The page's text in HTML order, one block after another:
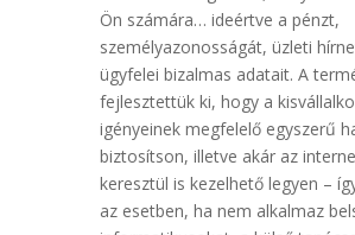
Ön számára… ideértve a pénzt,
személyazonosságát, üzleti
ügyfelei bizalmas adatait. A
fejlesztettük ki, hogy a
igényeinek megfelelő egyszerű
biztosítson, illetve akár az
keresztül is kezelhető legyen –
az esetben, ha nem alkalmaz